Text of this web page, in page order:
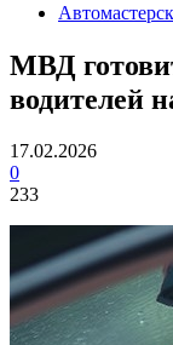
МВД
водителей
17.02.2026
0
233